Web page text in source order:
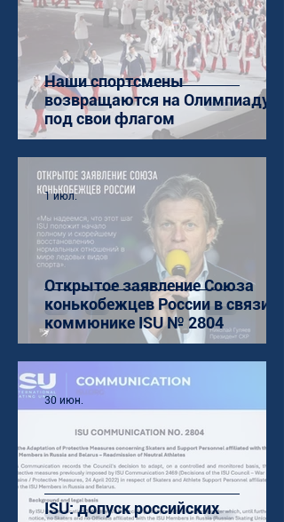
Наши спортсмены
возвращаются на Олимпиаду
под свои флагом
Открытое заявление Союза
конькобежцев России в связи с
коммюнике ISU № 2804
1 июл.
ISU: допуск российских
30 июн.